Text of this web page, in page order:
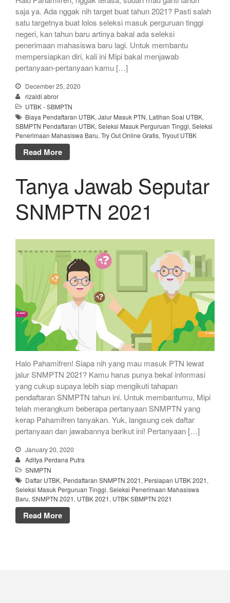
saja ya. Ada nggak nih target buat tahun 2021? Pasti salah
satu targetnya buat lolos seleksi masuk perguruan tinggi
negeri, kan tahun baru artinya bakal ada seleksi
penerimaan mahasiswa baru lagi. Untuk membantu
mempersiapkan diri, kali ini Mipi bakal menjawab
pertanyaan-pertanyaan kamu […]
December 25, 2020
rizaldi abror
UTBK - SBMPTN
Biaya Pendaftaran UTBK, Jalur Masuk PTN, Latihan Soal UTBK,
SBMPTN Pendaftaran UTBK, Seleksi Masuk Perguruan Tinggi, Seleksi
Penerimaan Mahasiswa Baru, Try Out Online Gratis, Tryout UTBK
Read More
Tanya Jawab Seputar
SNMPTN 2021
Halo Pahamifren! Siapa nih yang mau masuk PTN lewat
jalur SNMPTN 2021? Kamu harus punya bekal informasi
yang cukup supaya lebih siap mengikuti tahapan
pendaftaran SNMPTN tahun ini. Untuk membantumu, Mipi
telah merangkum beberapa pertanyaan SNMPTN yang
kerap Pahamifren tanyakan. Yuk, langsung cek daftar
pertanyaan dan jawabannya berikut ini! Pertanyaan […]
January 20, 2020
Aditya Perdana Putra
SNMPTN
Daftar UTBK, Pendaftaran SNMPTN 2021, Persiapan UTBK 2021,
Seleksi Masuk Perguruan Tinggi, Seleksi Penerimaan Mahasiswa
Baru, SNMPTN 2021, UTBK 2021, UTBK SBMPTN 2021
Read More